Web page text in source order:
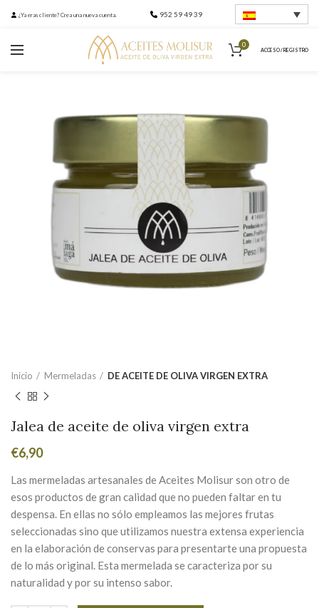
¿Ya eras cliente? Crea una nueva cuenta. 952 59 49 39
0
ACCESO / REGISTRO
Inicio Mermeladas DE ACEITE DE OLIVA VIRGEN EXTRA
Jalea de aceite de oliva virgen extra
€6,90
Las mermeladas artesanales de Aceites Molisur son otro de
esos productos de gran calidad que no pueden faltar en tu
despensa. En ellas no sólo empleamos las mejores frutas
seleccionadas sino que utilizamos nuestra extensa experiencia
en la elaboración de conservas para presentarte una propuesta
de lo más original. Esta mermelada se caracteriza por su
naturalidad y por su intenso sabor.